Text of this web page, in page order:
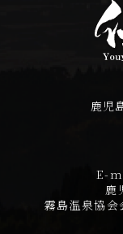
鹿児
E-
鹿
霧島温泉協会